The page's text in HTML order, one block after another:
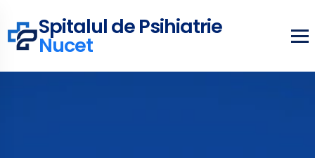
Spitalul de Psihiatrie
Nucet